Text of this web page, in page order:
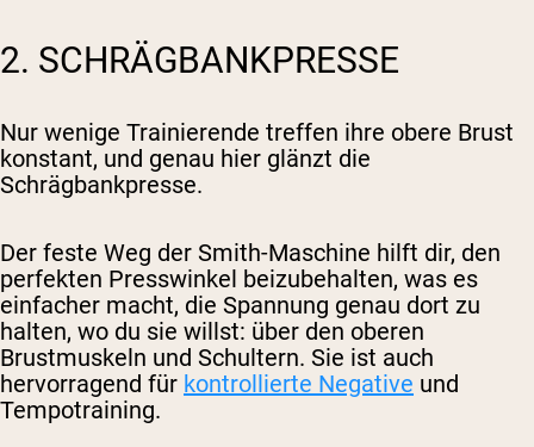
2. SCHRÄGBANKPRESSE
Nur wenige Trainierende treffen ihre obere Brust
konstant, und genau hier glänzt die
Schrägbankpresse.
Der feste Weg der Smith-Maschine hilft dir, den
perfekten Presswinkel beizubehalten, was es
einfacher macht, die Spannung genau dort zu
halten, wo du sie willst: über den oberen
Brustmuskeln und Schultern. Sie ist auch
hervorragend für kontrollierte Negative und
Tempotraining.